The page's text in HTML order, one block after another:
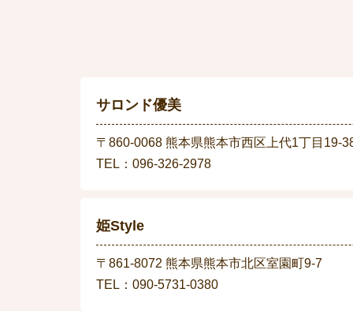
サロンド優美
〒860-0068 熊本県熊本市西区上代1丁目19-
TEL：096-326-2978
姫Style
〒861-8072 熊本県熊本市北区室園町9-7
TEL：090-5731-0380